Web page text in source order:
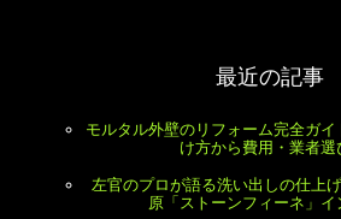
最近の記事
モルタル外壁のリフォーム完全ガ
け方から費用・業者選
左官のプロが語る洗い出しの仕上
原「ストーンフィーネ」イ